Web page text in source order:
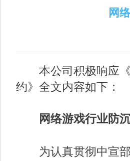
网
本公司积极响应《
约》全文内容如下：
网络游戏行业防沉
为认真贯彻中宣部